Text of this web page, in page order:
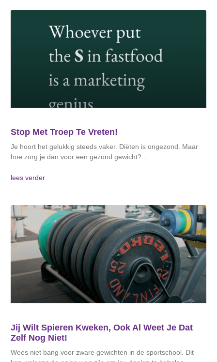
Stop Met Troep Te Vreten!
Je hoort het gelukkig steeds vaker. Diëten is ongezond. Maar
hoe zorg je dan voor een gezond gewicht?
lees verder
Jij Wilt Spieren Kweken, Ook Al Weet Je Dat
Zelf Nog Niet!
Wees niet bang voor zware gewichten in de sportschool. Dit